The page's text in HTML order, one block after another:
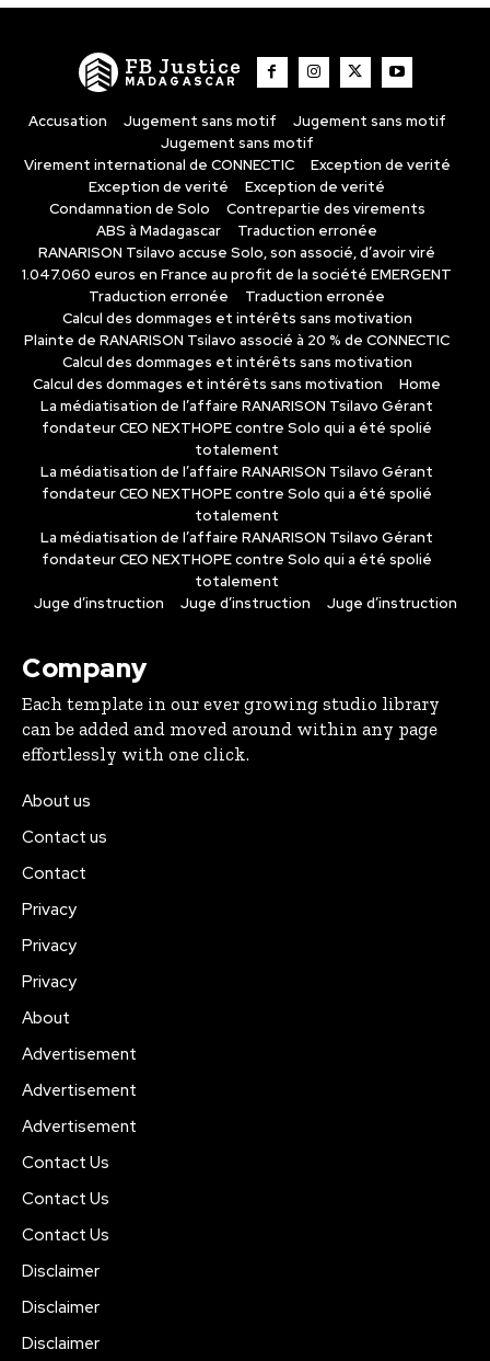
FB Justice
MADAGASCAR
Accusation Jugement sans motif
Jugement sans motif
Jugement sans motif
Virement international de CONNECTIC
Exception de verité
Exception de verité
Exception de verité
Condamnation de Solo
Contrepartie des virements
ABS à Madagascar
Traduction erronée
RANARISON Tsilavo accuse Solo, son associé, d’avoir viré
1.047.060 euros en France au profit de la société EMERGENT
Traduction erronée
Traduction erronée
Calcul des dommages et intérêts sans motivation
Plainte de RANARISON Tsilavo associé à 20 % de CONNECTIC
Calcul des dommages et intérêts sans motivation
Calcul des dommages et intérêts sans motivation
Home
La médiatisation de l’affaire RANARISON Tsilavo Gérant
fondateur CEO NEXTHOPE contre Solo qui a été spolié
totalement
La médiatisation de l’affaire RANARISON Tsilavo Gérant
fondateur CEO NEXTHOPE contre Solo qui a été spolié
totalement
La médiatisation de l’affaire RANARISON Tsilavo Gérant
fondateur CEO NEXTHOPE contre Solo qui a été spolié
totalement
Juge d’instruction
Juge d’instruction Juge d’instruction
Company
Each template in our ever growing studio library
can be added and moved around within any page
effortlessly with one click.
About us
Contact us
Contact
Privacy
Privacy
Privacy
About
Advertisement
Advertisement
Advertisement
Contact Us
Contact Us
Contact Us
Disclaimer
Disclaimer
Disclaimer